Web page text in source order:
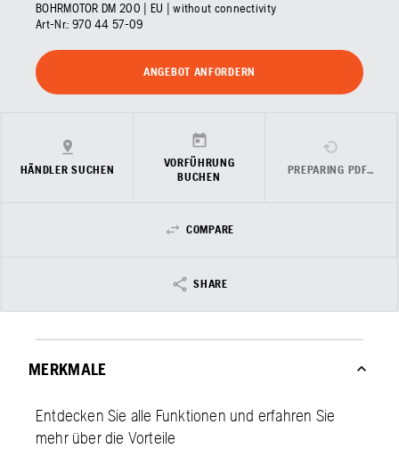
BOHRMOTOR DM 200 | EU | without connectivity
Art-Nr.: 970 44 57‑09
ANGEBOT ANFORDERN
HÄNDLER SUCHEN
VORFÜHRUNG
BUCHEN
PREPARING PDF…
COMPARE
SHARE
MERKMALE
Entdecken Sie alle Funktionen und erfahren Sie
mehr über die Vorteile